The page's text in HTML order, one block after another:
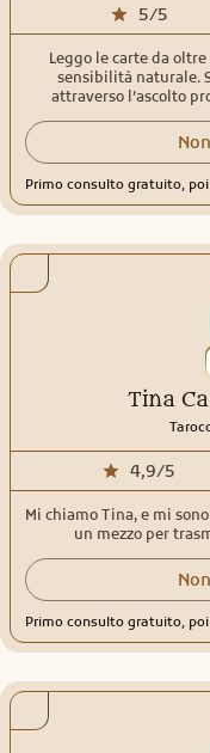
5/5
Leggo le carte da
sensibilità naturale.
attraverso l’ascolto
non servono solo a
sciolgono nodi del
forzate. Cerco la
consapevoli. Se
spazio sincero,
relazioni, ritorni,
Primo consulto gratuito,
Tina
4,9/5
Mi chiamo Tina, e mi
un mezzo per
Primo consulto gratuito,